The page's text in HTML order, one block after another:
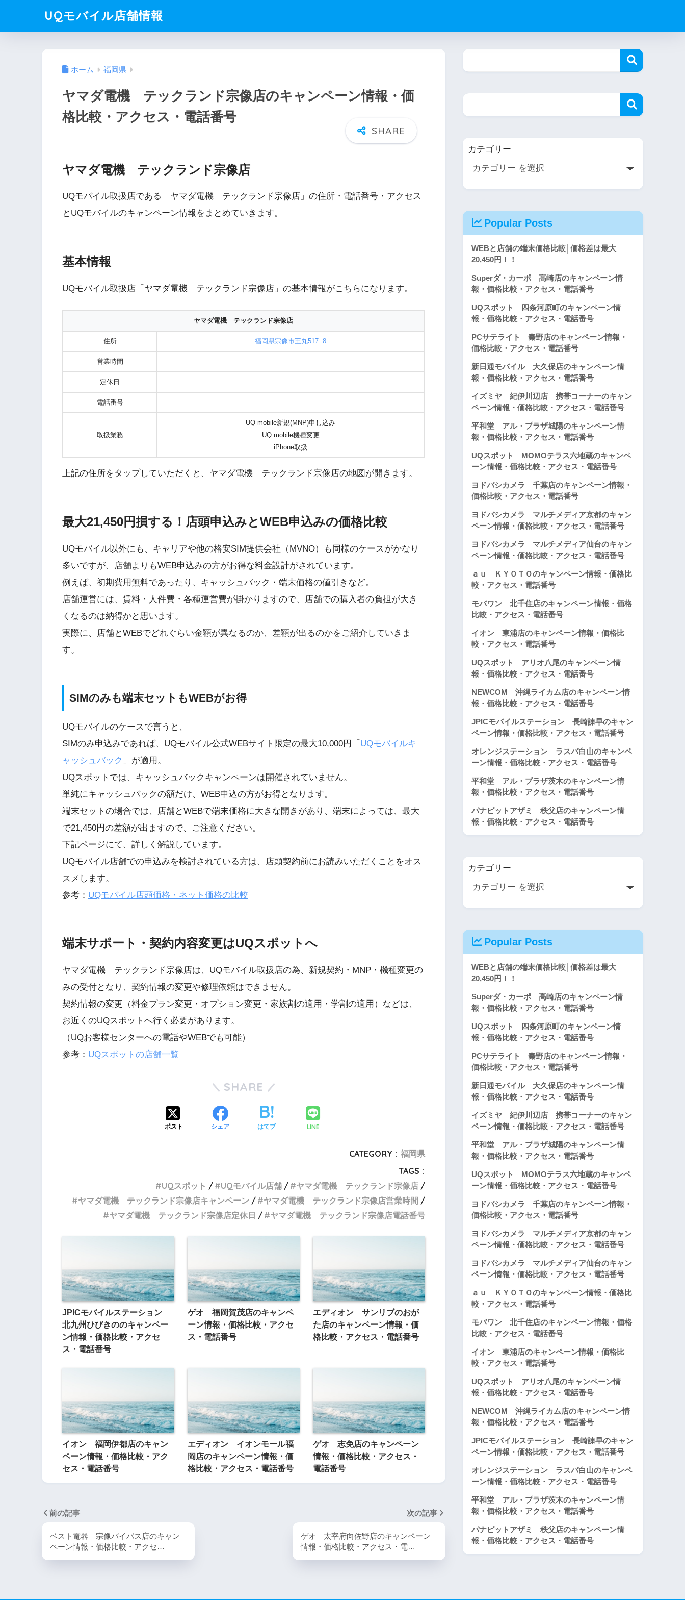
UQモバイル店舗情報
ホーム 福岡県
ヤマダ電機 テックランド宗像店のキャンペーン情報・価
格比較・アクセス・電話番号
ヤマダ電機 テックランド宗像店
UQモバイル取扱店である「ヤマダ電機 テックランド宗像店」の住所・電話番号・アクセス
とUQモバイルのキャンペーン情報をまとめていきます。
基本情報
UQモバイル取扱店「ヤマダ電機 テックランド宗像店」の基本情報がこちらになります。
ヤマダ電機 テックランド宗像店
住所 福岡県宗像市王丸517−8
営業時間
定休日
電話番号
取扱業務
UQ mobile新規(MNP)申し込み
UQ mobile機種変更
iPhone取扱
上記の住所をタップしていただくと、ヤマダ電機 テックランド宗像店の地図が開きます。
最大21,450円損する！店頭申込みとWEB申込みの価格比較
UQモバイル以外にも、キャリアや他の格安SIM提供会社（MVNO）も同様のケースがかなり
多いですが、店舗よりもWEB申込みの方がお得な料金設計がされています。
例えば、初期費用無料であったり、キャッシュバック・端末価格の値引きなど。
店舗運営には、賃料・人件費・各種運営費が掛かりますので、店舗での購入者の負担が大き
くなるのは納得かと思います。
実際に、店舗とWEBでどれぐらい金額が異なるのか、差額が出るのかをご紹介していきま
す。
SIMのみも端末セットもWEBがお得
UQモバイルのケースで言うと、
SIMのみ申込みであれば、UQモバイル公式WEBサイト限定の最大10,000円「 UQモバイルキ
ャッシュバック 」が適用。
UQスポットでは、キャッシュバックキャンペーンは開催されていません。
単純にキャッシュバックの額だけ、WEB申込の方がお得となります。
端末セットの場合では、店舗とWEBで端末価格に大きな開きがあり、端末によっては、最大
で21,450円の差額が出ますので、ご注意ください。
下記ページにて、詳しく解説しています。
UQモバイル店舗での申込みを検討されている方は、店頭契約前にお読みいただくことをオス
スメします。
参考： UQモバイル店頭価格・ネット価格の比較
端末サポート・契約内容変更はUQスポットへ
ヤマダ電機 テックランド宗像店は、UQモバイル取扱店の為、新規契約・MNP・機種変更の
みの受付となり、契約情報の変更や修理依頼はできません。
契約情報の変更（料金プラン変更・オプション変更・家族割の適用・学割の適用）などは、
お近くのUQスポットへ行く必要があります。
（UQお客様センターへの電話やWEBでも可能）
参考： UQスポットの店舗一覧
SHARE
ポスト シェア はてブ LINE
CATEGORY : 福岡県
TAGS :
UQスポット
UQモバイル店舗
ヤマダ電機 テックランド宗像店
ヤマダ電機 テックランド宗像店キャンペーン
ヤマダ電機 テックランド宗像店営業時間
ヤマダ電機 テックランド宗像店定休日
ヤマダ電機 テックランド宗像店電話番号
JPICモバイルステーション
北九州ひびきののキャンペー
ン情報・価格比較・アクセ
ス・電話番号
ゲオ 福岡賀茂店のキャンペ
ーン情報・価格比較・アクセ
ス・電話番号
エディオン サンリブのおが
た店のキャンペーン情報・価
格比較・アクセス・電話番号
イオン 福岡伊都店のキャン
ペーン情報・価格比較・アク
セス・電話番号
エディオン イオンモール福
岡店のキャンペーン情報・価
格比較・アクセス・電話番号
ゲオ 志免店のキャンペーン
情報・価格比較・アクセス・
電話番号
前の記事
ベスト電器 宗像バイパス店のキャン
ペーン情報・価格比較・アクセ…
次の記事
ゲオ 太宰府向佐野店のキャンペーン
情報・価格比較・アクセス・電…
カテゴリー
Popular Posts
WEBと店舗の端末価格比較│価格差は最大
20,450円！！
Superダ・カーポ 高崎店のキャンペーン情
報・価格比較・アクセス・電話番号
UQスポット 四条河原町のキャンペーン情
報・価格比較・アクセス・電話番号
PCサテライト 秦野店のキャンペーン情報・
価格比較・アクセス・電話番号
新日通モバイル 大久保店のキャンペーン情
報・価格比較・アクセス・電話番号
イズミヤ 紀伊川辺店 携帯コーナーのキャン
ペーン情報・価格比較・アクセス・電話番号
平和堂 アル・プラザ城陽のキャンペーン情
報・価格比較・アクセス・電話番号
UQスポット MOMOテラス六地蔵のキャンペ
ーン情報・価格比較・アクセス・電話番号
ヨドバシカメラ 千葉店のキャンペーン情報・
価格比較・アクセス・電話番号
ヨドバシカメラ マルチメディア京都のキャン
ペーン情報・価格比較・アクセス・電話番号
ヨドバシカメラ マルチメディア仙台のキャン
ペーン情報・価格比較・アクセス・電話番号
ａｕ ＫＹＯＴＯのキャンペーン情報・価格比
較・アクセス・電話番号
モバワン 北千住店のキャンペーン情報・価格
比較・アクセス・電話番号
イオン 東浦店のキャンペーン情報・価格比
較・アクセス・電話番号
UQスポット アリオ八尾のキャンペーン情
報・価格比較・アクセス・電話番号
NEWCOM 沖縄ライカム店のキャンペーン情
報・価格比較・アクセス・電話番号
JPICモバイルステーション 長崎諫早のキャン
ペーン情報・価格比較・アクセス・電話番号
オレンジステーション ラスパ白山のキャンペ
ーン情報・価格比較・アクセス・電話番号
平和堂 アル・プラザ茨木のキャンペーン情
報・価格比較・アクセス・電話番号
パナピットアザミ 秩父店のキャンペーン情
報・価格比較・アクセス・電話番号
カテゴリー
Popular Posts
WEBと店舗の端末価格比較│価格差は最大
20,450円！！
Superダ・カーポ 高崎店のキャンペーン情
報・価格比較・アクセス・電話番号
UQスポット 四条河原町のキャンペーン情
報・価格比較・アクセス・電話番号
PCサテライト 秦野店のキャンペーン情報・
価格比較・アクセス・電話番号
新日通モバイル 大久保店のキャンペーン情
報・価格比較・アクセス・電話番号
イズミヤ 紀伊川辺店 携帯コーナーのキャン
ペーン情報・価格比較・アクセス・電話番号
平和堂 アル・プラザ城陽のキャンペーン情
報・価格比較・アクセス・電話番号
UQスポット MOMOテラス六地蔵のキャンペ
ーン情報・価格比較・アクセス・電話番号
ヨドバシカメラ 千葉店のキャンペーン情報・
価格比較・アクセス・電話番号
ヨドバシカメラ マルチメディア京都のキャン
ペーン情報・価格比較・アクセス・電話番号
ヨドバシカメラ マルチメディア仙台のキャン
ペーン情報・価格比較・アクセス・電話番号
ａｕ ＫＹＯＴＯのキャンペーン情報・価格比
較・アクセス・電話番号
モバワン 北千住店のキャンペーン情報・価格
比較・アクセス・電話番号
イオン 東浦店のキャンペーン情報・価格比
較・アクセス・電話番号
UQスポット アリオ八尾のキャンペーン情
報・価格比較・アクセス・電話番号
NEWCOM 沖縄ライカム店のキャンペーン情
報・価格比較・アクセス・電話番号
JPICモバイルステーション 長崎諫早のキャン
ペーン情報・価格比較・アクセス・電話番号
オレンジステーション ラスパ白山のキャンペ
ーン情報・価格比較・アクセス・電話番号
平和堂 アル・プラザ茨木のキャンペーン情
報・価格比較・アクセス・電話番号
パナピットアザミ 秩父店のキャンペーン情
報・価格比較・アクセス・電話番号